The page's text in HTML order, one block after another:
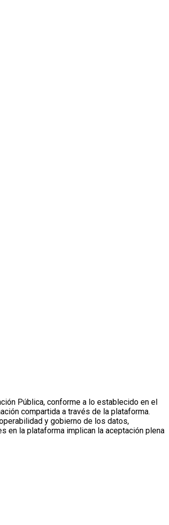
Pública, conforme a lo establecido en el
compartida a través de la plataforma.
y gobierno de los datos,
en la plataforma implican la aceptación plena